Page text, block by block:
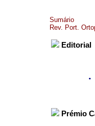
Sumário
Rev. Port.
Editorial
·
Prémio